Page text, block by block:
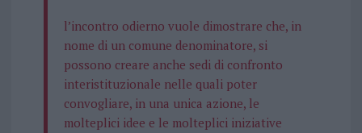
l’incontro odierno vuole dimostrare che, in
nome di un comune denominatore, si
possono creare anche sedi di confronto
interistituzionale nelle quali poter
convogliare, in una unica azione, le
molteplici idee e le molteplici iniziative